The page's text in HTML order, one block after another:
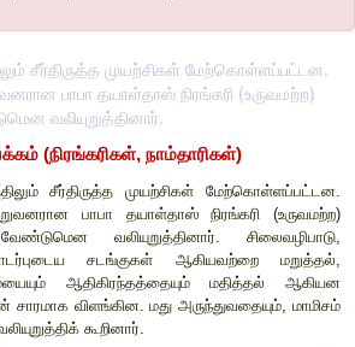
சீர்திருத்த முயற்சிகள் மேற்கொள்ளப்பட்டன.
பாபா தயாள்தாஸ் நிரங்கரி (உருவமற்ற)
வலியுறுத்தினார்.
இயக்கம்(நிரங்கரிகள்